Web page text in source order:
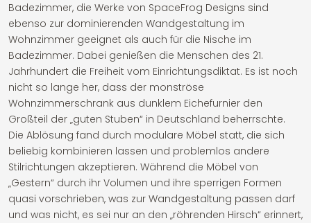
Badezimmer, die Werke von SpaceFrog Designs sind
ebenso zur dominierenden Wandgestaltung im
Wohnzimmer geeignet als auch für die Nische im
Badezimmer. Dabei genießen die Menschen des 21.
Jahrhundert die Freiheit vom Einrichtungsdiktat. Es ist noch
nicht so lange her, dass der monströse
Wohnzimmerschrank aus dunklem Eichefurnier den
Großteil der „guten Stuben“ in Deutschland beherrschte.
Die Ablösung fand durch modulare Möbel statt, die sich
beliebig kombinieren lassen und problemlos andere
Stilrichtungen akzeptieren. Während die Möbel von
„Gestern“ durch ihr Volumen und ihre sperrigen Formen
quasi vorschrieben, was zur Wandgestaltung passen darf
und was nicht, es sei nur an den „röhrenden Hirsch“ erinnert,